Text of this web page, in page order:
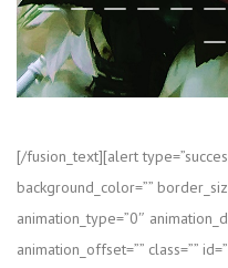
[/fusion_text][alert
background_color=””
animation_type=”0″
animation_offset=”” class=””